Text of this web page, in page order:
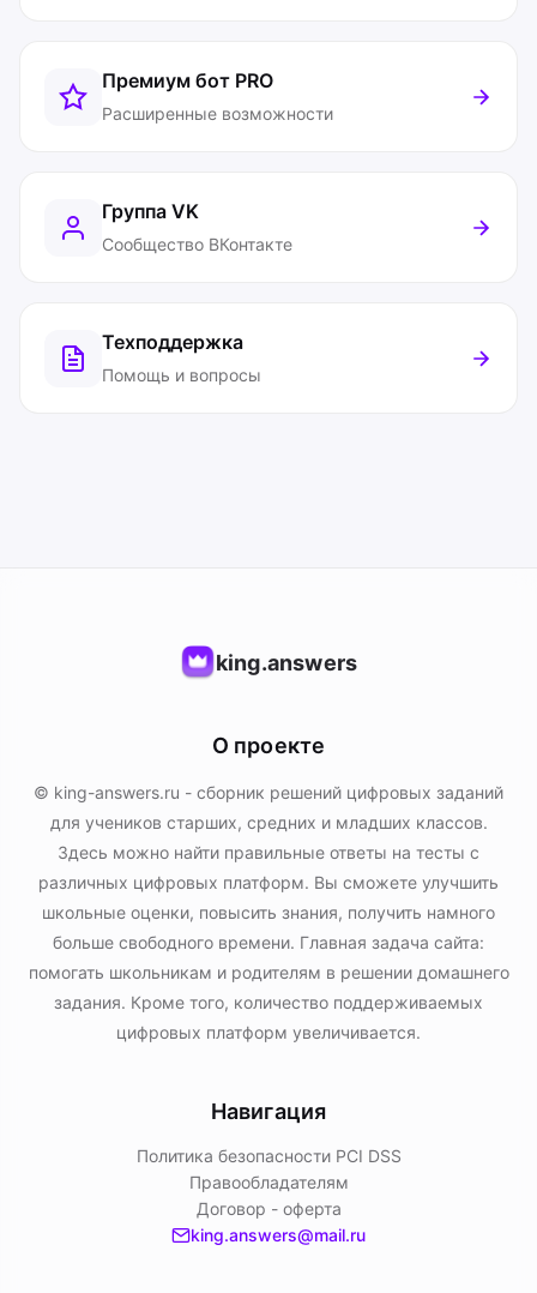
Премиум бот PRO
Расширенные возможности
Группа VK
Сообщество ВКонтакте
Техподдержка
Помощь и вопросы
king.answers
О проекте
© king-answers.ru - сборник решений цифровых заданий
для учеников старших, средних и младших классов.
Здесь можно найти правильные ответы на тесты с
различных цифровых платформ. Вы сможете улучшить
школьные оценки, повысить знания, получить намного
больше свободного времени. Главная задача сайта:
помогать школьникам и родителям в решении домашнего
задания. Кроме того, количество поддерживаемых
цифровых платформ увеличивается.
Навигация
Политика безопасности PСI DSS
Правообладателям
Договор - оферта
king.answers@mail.ru